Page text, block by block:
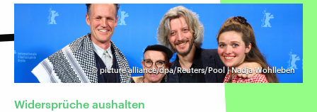
© picture alliance/dpa/Reuters/Pool | Nadja Wohlleben
Widersprüche aushalten